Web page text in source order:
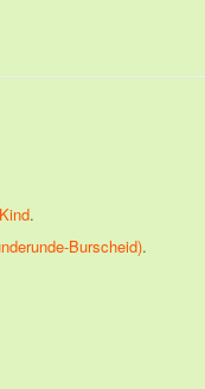
.
Burscheid).